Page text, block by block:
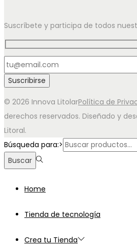
Suscríbete y participa de todos
© 2026 Innova LitolarPolítica de
derechos reservados. Diseñado y
Litoral.
Búsqueda para:>
Buscar
Home
Tienda de tecnología
Crea tu Tienda